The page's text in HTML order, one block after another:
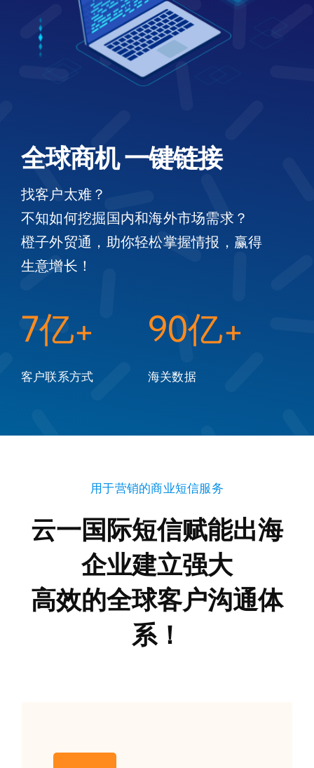
全球商机 一键链接
找客户太难？
不知如何挖掘国内和海外市场需求？
橙子外贸通，助你轻松掌握情报，赢得
生意增长！
7亿+
客户联系方式
90亿+
海关数据
用于营销的商业短信服务
云一国际短信赋能出海
企业建立强大
高效的全球客户沟通体
系！